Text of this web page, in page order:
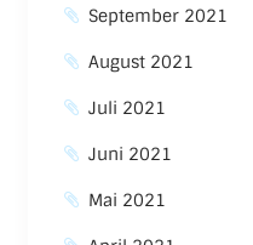
September 2021
August 2021
Juli 2021
Juni 2021
Mai 2021